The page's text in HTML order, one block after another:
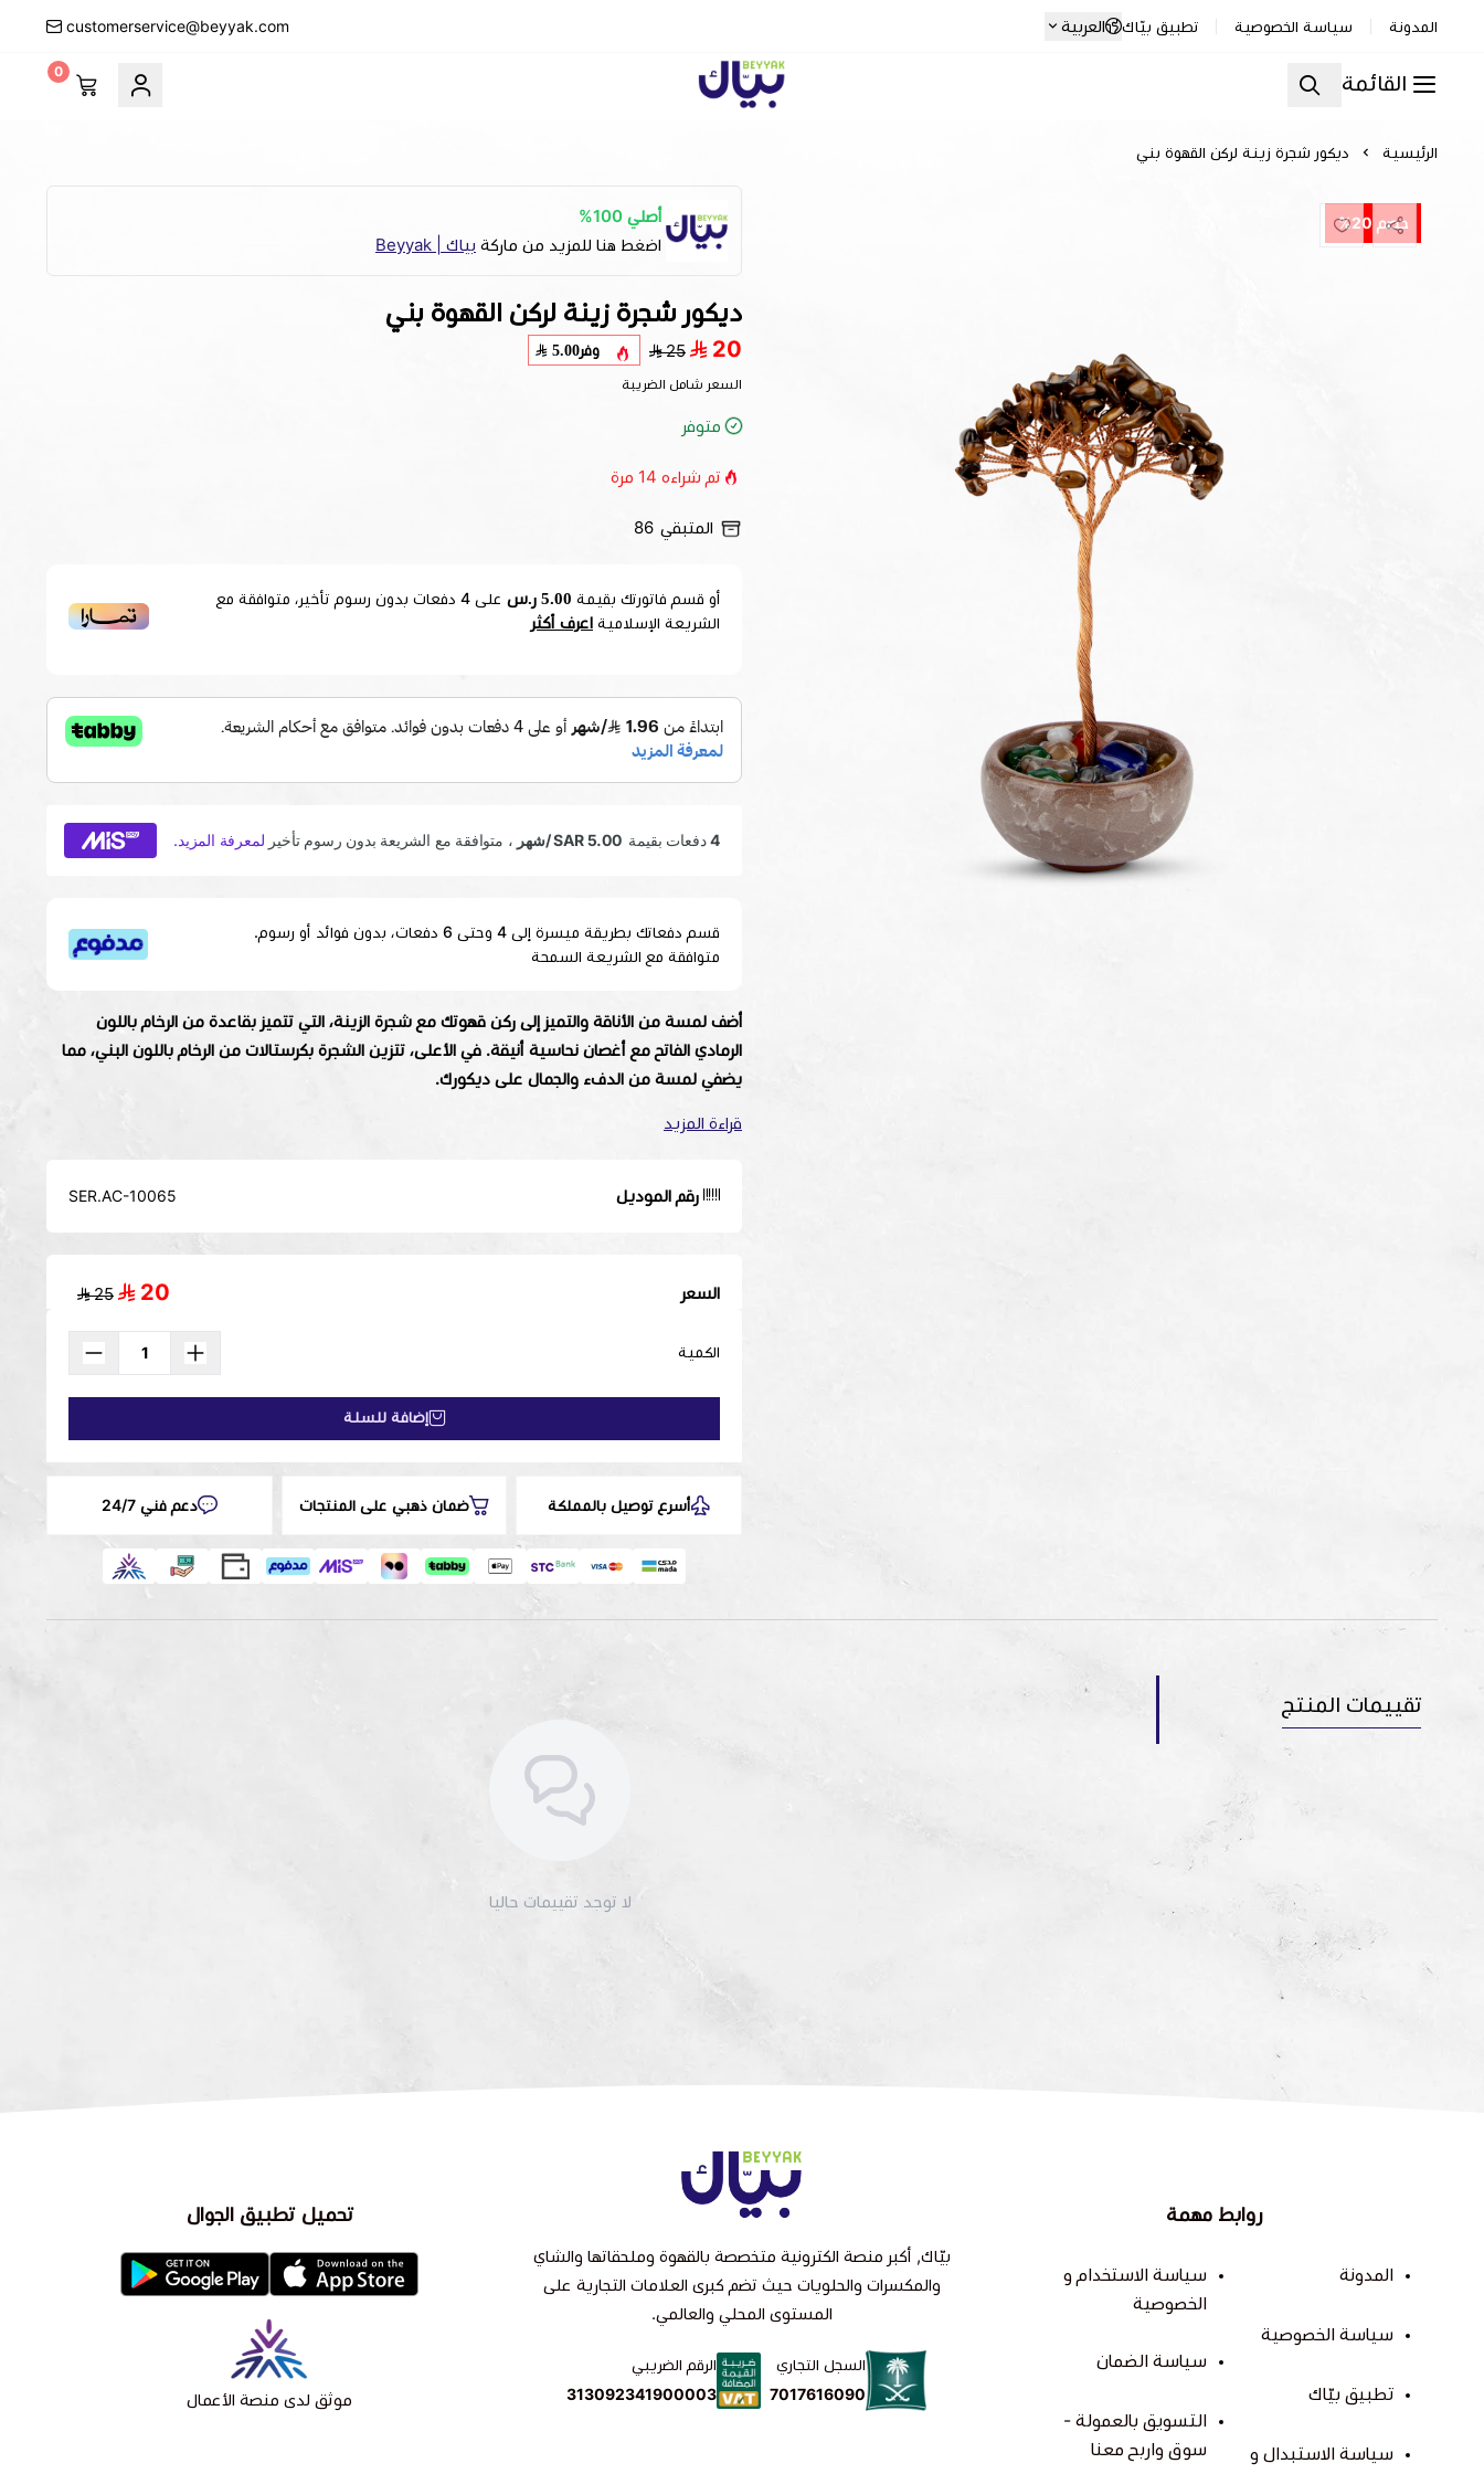
المدونة سياسة الخصوصية تطبيق بيّاك العربية customerservice@beyyak.com
القائمة
Beyyak
0
الرئيسية ديكور شجرة زينة لركن القهوة بني
خصم 20%
أصلي 100%
اضغط هنا للمزيد من ماركة بياك | Beyyak
ديكور شجرة زينة لركن القهوة بني
20
25 وفر5.00
السعر شامل الضريبة
متوفر
تم شراءه 14 مرة
المتبقي 86
أو قسم فاتورتك بقيمة 5.00 ر.س على 4 دفعات بدون رسوم تأخير، متوافقة مع
الشريعة الإسلامية اعرف أكثر
قسم دفعاتك بطريقة ميسرة إلى 4 وحتى 6 دفعات، بدون فوائد أو رسوم.
متوافقة مع الشريعة السمحة
أضف لمسة من الأناقة والتميز إلى ركن قهوتك مع شجرة الزينة، التي تتميز بقاعدة من الرخام باللون
الرمادي الفاتح مع أغصان نحاسية أنيقة. في الأعلى، تتزين الشجرة بكرستالات من الرخام باللون البني، مما
يضفي لمسة من الدفء والجمال على ديكورك.
الخامة:رخام عالي الجودة وأغصان نحاسية
الحجم: صغير
✨ أضف لمسة من الفخامة والدفء إلى ركن قهوتك مع هذه الشجرة الرائعة! 🌿🤍
قراءة المزيد
رقم الموديل SER.AC-10065
السعر 20
25
الكمية
إضافة للسلة
أسرع توصيل بالمملكة ضمان ذهبي على المنتجات دعم فني 24/7
تقييمات المنتج
لا توجد تقييمات حاليا
روابط مهمة
المدونة
سياسة الخصوصية
تطبيق بيّاك
سياسة الاستبدال و
سياسة الاستخدام و
الخصوصية
سياسة الضمان
التسويق بالعمولة -
سوق واربح معنا
بيّاك, أكبر منصة الكترونية متخصصة بالقهوة وملحقاتها والشاي
والمكسرات والحلويات حيث تضم كبرى العلامات التجارية على
المستوى المحلي والعالمي.
السجل التجاري
7017616090
الرقم الضريبي
313092341900003
تحميل تطبيق الجوال
موثق لدى منصة الأعمال